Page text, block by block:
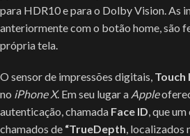
para HDR10 e para o Dolby Vision. As
anteriormente com o botão home, são
própria tela.
O sensor de impressões digitais, Touch
no iPhone X. Em seu lugar a Apple
autenticação, chamada Face ID, que
chamados de “TrueDepth, localizados